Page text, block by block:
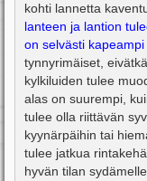
kohti lannetta
lanteen ja lantion
on selvästi
tynnyrimäiset,
kylkiluiden tulee
alas on suurempi,
tulee olla riittävän
kyynärpäihin tai
tulee jatkua
hyvän tilan